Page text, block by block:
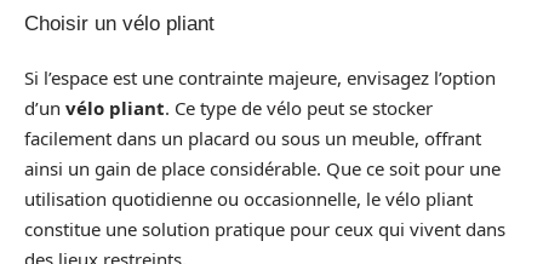
Choisir un vélo pliant
Si l’espace est une contrainte majeure, envisagez l’option
d’un vélo pliant. Ce type de vélo peut se stocker
facilement dans un placard ou sous un meuble, offrant
ainsi un gain de place considérable. Que ce soit pour une
utilisation quotidienne ou occasionnelle, le vélo pliant
constitue une solution pratique pour ceux qui vivent dans
des lieux restreints.